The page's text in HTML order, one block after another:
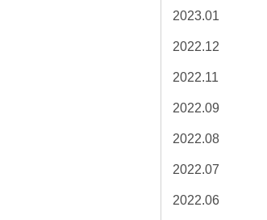
2023.01
2022.12
2022.11
2022.09
2022.08
2022.07
2022.06